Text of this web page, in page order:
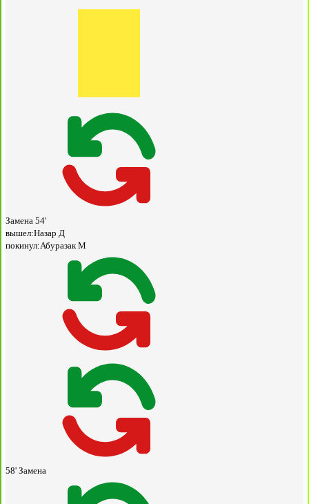
Замена 54'
вышел:Назар Д
покинул:Абуразак М
58' Замена